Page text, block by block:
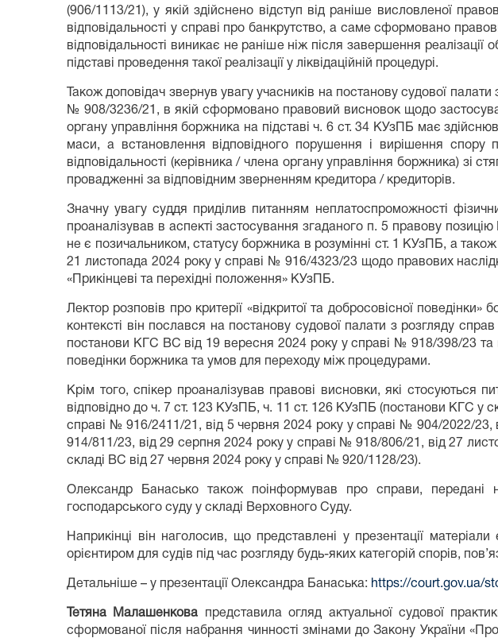
(906/1113/21), у якій здійснено відступ від раніше висловленої
відповідальності у справі про банкрутство, а саме сформовано
відповідальності виникає не раніше ніж після завершення реалізації
підставі проведення такої реалізації у ліквідаційній процедурі.
Також доповідач звернув увагу учасників на постанову судової
№ 908/3236/21, в якій сформовано правовий висновок щодо
органу управління боржника на підставі ч. 6 ст. 34 КУзПБ має
маси, а встановлення відповідного порушення і вирішення спору
відповідальності (керівника / члена органу управління боржника) зі
провадженні за відповідним зверненням кредитора / кредиторів.
Значну увагу суддя приділив питанням неплатоспроможності
проаналізував в аспекті застосування згаданого п. 5 правову
не є позичальником, статусу боржника в розумінні ст. 1 КУзПБ, а
21 листопада 2024 року у справі № 916/4323/23 щодо правових
«Прикінцеві та перехідні положення» КУзПБ.
Лектор розповів про критерії «відкритої та добросовісної
контексті він послався на постанову судової палати з розгляду
постанови КГС ВС від 19 вересня 2024 року у справі № 918/398/23 та
поведінки боржника та умов для переходу між процедурами.
Крім того, спікер проаналізував правові висновки, які стосуються
відповідно до ч. 7 ст. 123 КУзПБ, ч. 11 ст. 126 КУзПБ (постанови КГС у
справі № 916/2411/21, від 5 червня 2024 року у справі № 904/2022/
914/811/23, від 29 серпня 2024 року у справі № 918/806/21, від 27
складі ВС від 27 червня 2024 року у справі № 920/1128/23).
Олександр Банасько також поінформував про справи, передані
господарського суду у складі Верховного Суду.
Наприкінці він наголосив, що представлені у презентації
орієнтиром для судів під час розгляду будь-яких категорій спорів,
Детальніше – у презентації Олександра Банаська: https://court.gov.ua/
Тетяна Малашенкова представила огляд актуальної судової
сформованої після набрання чинності змінами до Закону України